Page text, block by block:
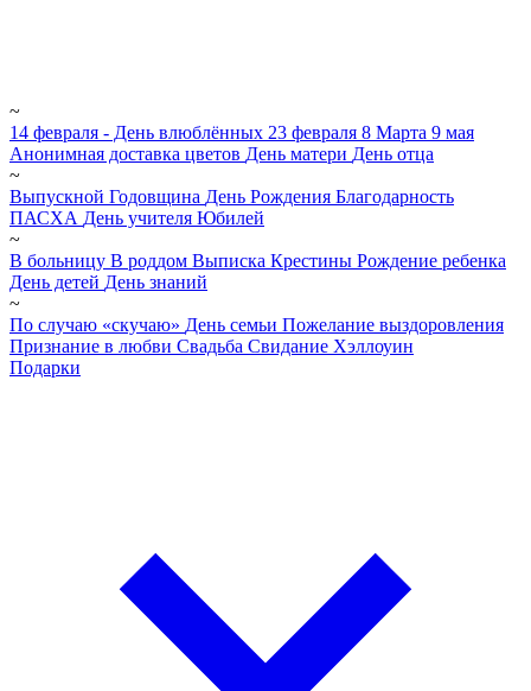
~
14 февраля - День влюблённых 23 февраля 8 Марта 9 мая
Анонимная доставка цветов День матери День отца
~
Выпускной Годовщина День Рождения Благодарность
ПАСХА День учителя Юбилей
~
В больницу В роддом Выписка Крестины Рождение ребенка
День детей День знаний
~
По случаю «скучаю» День семьи Пожелание выздоровления
Признание в любви Свадьба Свидание Хэллоуин
Подарки